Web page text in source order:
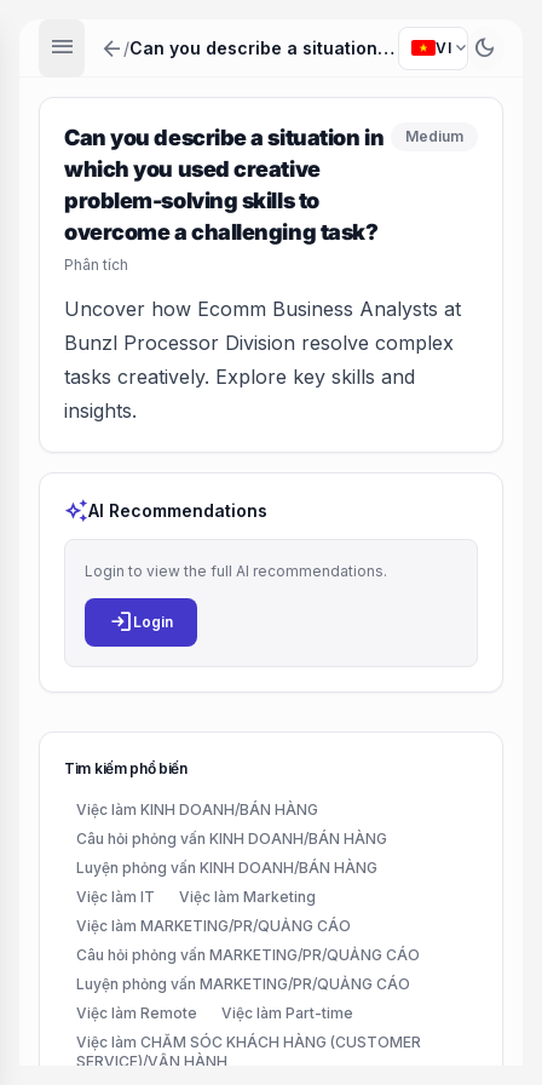
menu arrow_back / Can you describe a situation in which you used creative problem-solving skills to overcome a challenging task? VI expand_more dark_mode
Can you describe a situation in
which you used creative
problem-solving skills to
overcome a challenging task?
Phân tích
Medium
Uncover how Ecomm Business Analysts at
Bunzl Processor Division resolve complex
tasks creatively. Explore key skills and
insights.
auto_awesomeAI Recommendations
Login to view the full AI recommendations.
login Login
Tìm kiếm phổ biến
Việc làm KINH DOANH/BÁN HÀNG
Câu hỏi phỏng vấn KINH DOANH/BÁN HÀNG
Luyện phỏng vấn KINH DOANH/BÁN HÀNG
Việc làm IT
Việc làm Marketing
Việc làm MARKETING/PR/QUẢNG CÁO
Câu hỏi phỏng vấn MARKETING/PR/QUẢNG CÁO
Luyện phỏng vấn MARKETING/PR/QUẢNG CÁO
Việc làm Remote
Việc làm Part-time
Việc làm CHĂM SÓC KHÁCH HÀNG (CUSTOMER
SERVICE)/VẬN HÀNH